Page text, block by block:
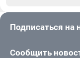
Подписаться на
Сообщить